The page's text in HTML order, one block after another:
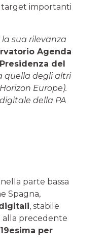
target importanti
sua rilevanza
Agenda
del
quella degli altri
Europe).
della PA
parte bassa
Spagna,
, stabile
alla precedente
19esima per